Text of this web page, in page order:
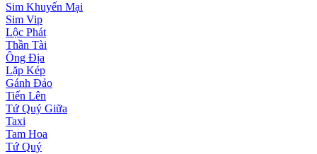
Sim Khuyến Mại
Sim Vip
Lộc Phát
Thần Tài
Ông Địa
Lặp Kép
Gánh Đảo
Tiến Lên
Tứ Quý Giữa
Taxi
Tam Hoa
Tứ Quý